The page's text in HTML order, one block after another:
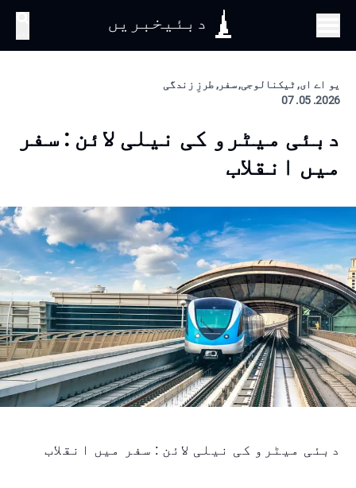
دبئیخبریں
یو اے ای, ٹیکنالوجی, سفر, طرزِ زندگی
2026. 05. 07
دبئی میٹرو کی نیلی لائن : سفر
میں انقلاب
دبئی میٹرو کی نیلی لائن : سفر میں انقلاب